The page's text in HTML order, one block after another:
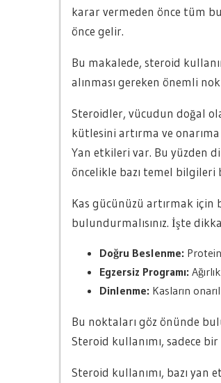
karar vermeden önce tüm
önce gelir.
Bu makalede, steroid
alınması gereken önemli
Steroidler, vücudun doğal
kütlesini artırma ve
Yan etkileri var. Bu yüzden
öncelikle bazı temel bilgileri
Kas gücünüzü artırmak
bulundurmalısınız. İşte
Doğru Beslenme: Protein
Egzersiz Programı:
Dinlenme: Kasların
Bu noktaları göz önünde
Steroid kullanımı, sadece bir
Steroid kullanımı, bazı yan